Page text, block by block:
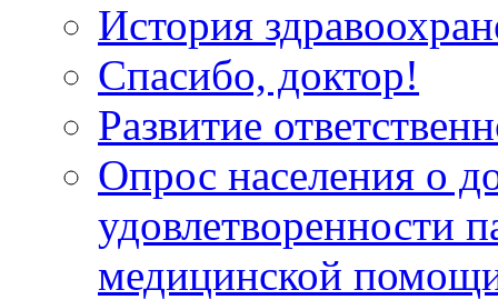
История
Спасибо, доктор!
Развитие
Опрос населения о
удовлетворенности
медицинской